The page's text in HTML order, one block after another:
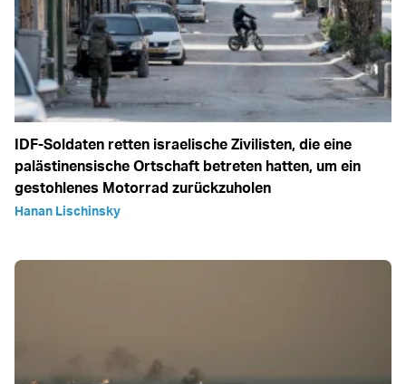
IDF-Soldaten retten israelische Zivilisten, die eine
palästinensische Ortschaft betreten hatten, um ein
gestohlenes Motorrad zurückzuholen
Hanan Lischinsky